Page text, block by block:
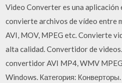
Video Converter es una
convierte archivos de vídeo entre
AVI, MOV, MPEG etc. Convierte
alta calidad. Convertidor de
convertidor AVI MP4, WMV
Windows. Категория: